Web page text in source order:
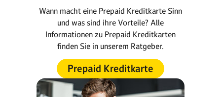
Wann macht eine Prepaid Kreditkarte Sinn
und was sind ihre Vorteile? Alle
Informationen zu Prepaid Kreditkarten
finden Sie in unserem Ratgeber.
Prepaid Kreditkarte